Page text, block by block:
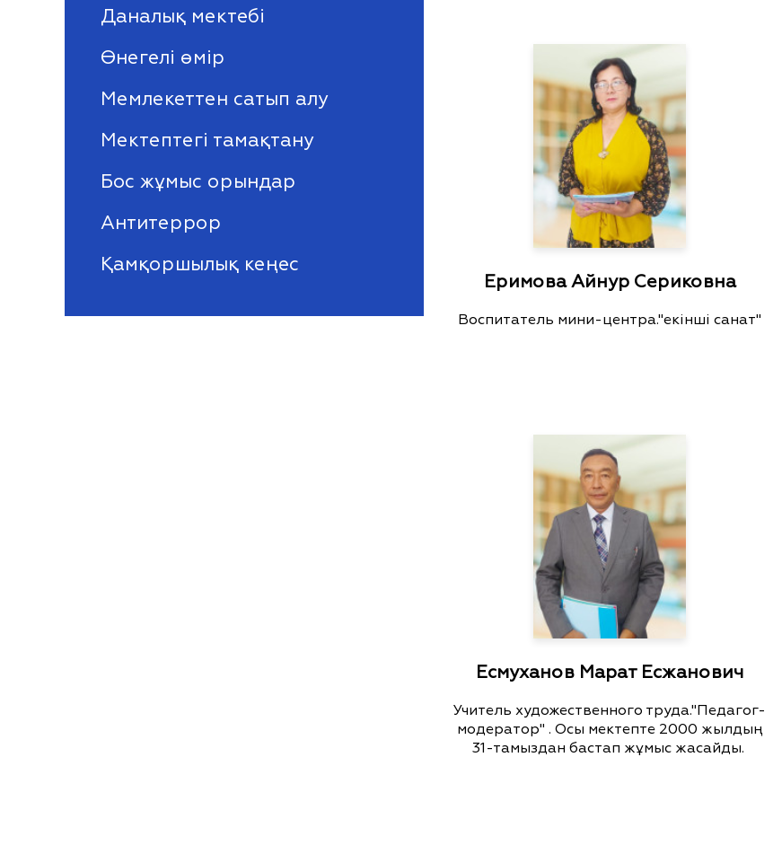
Даналық мектебі
Өнегелі өмір
Мемлекеттен сатып алу
Мектептегі тамақтану
Бос жұмыс орындар
Антитеррор
Қамқоршылық кеңес
Еримова Айнур Сериковна
Воспитатель мини-центра."екінші санат"
Есмуханов Марат Есжанович
Учитель художественного труда."Педагог-
модератор" . Осы мектепте 2000 жылдың
31-тамыздан бастап жұмыс жасайды.